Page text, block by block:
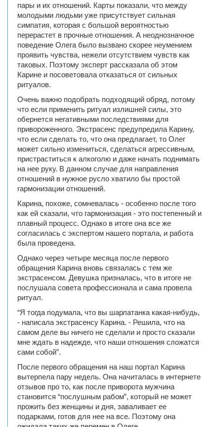
пары и их отношений. Карты показали, что между
молодыми людьми уже присутствует сильная
симпатия, которая с большой вероятностью
перерастет в прочные отношения. А неоднозначное
поведение Олега было вызвано скорее неумением
проявить чувства, нежели отсутствием чувств как
таковых. Поэтому эксперт рассказала об этом
Карине и посоветовала отказаться от сильных
ритуалов.
Очень важно подобрать подходящий обряд, потому
что если применить ритуал излишней силы, это
обернется негативными последствиями для
привороженного. Экстрасенс предупредила Карину,
что если сделать то, что она предлагает, то Олег
может сильно измениться, сделаться агрессивным,
пристраститься к алкоголю и даже начать поднимать
на нее руку. В данном случае для направления
отношений в нужное русло хватило бы простой
гармонизации отношений.
Карина, похоже, сомневалась - особенно после того
как ей сказали, что гармонизация - это постепенный и
плавный процесс. Однако в итоге она все же
согласилась с экспертом нашего портала, и работа
была проведена.
Однако через четыре месяца после первого
обращения Карина вновь связалась с тем же
экстрасенсом. Девушка призналась, что в итоге не
послушала совета профессионала и сама провела
ритуал.
“Я тогда подумала, что вы шарлатанка какая-нибудь,
- написала экстрасенсу Карина. - Решила, что на
самом деле вы ничего не сделали и просто сказали
мне ждать в надежде, что наши отношения сложатся
сами собой”.
После первого обращения на наш портал Карина
вытерпела пару недель. Она начиталась в интернете
отзывов про то, как после приворота мужчина
становится “послушным рабом”, который не может
прожить без женщины и дня, заваливает ее
подарками, готов для нее на все. Поэтому она